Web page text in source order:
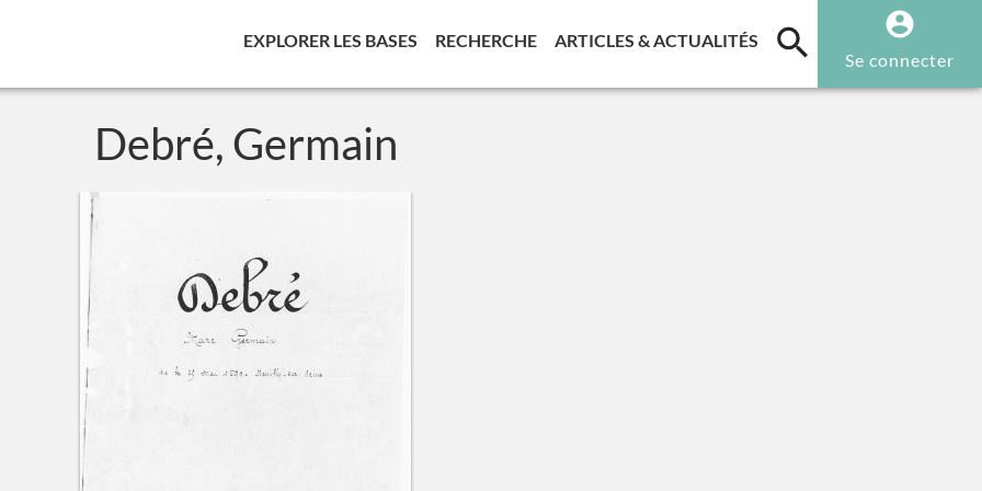
EXPLORER LES BASES (CURRENT)
RECHERCHE(CURRENT)
ARTICLES & ACTUALITÉS (CURRENT)
Se connecter
Debré, Germain